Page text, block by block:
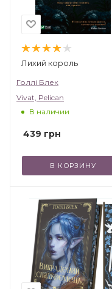
Лихий король
Голлі Блек
Vivat, Pelican
В наличии
439 грн
В КОРЗИНУ